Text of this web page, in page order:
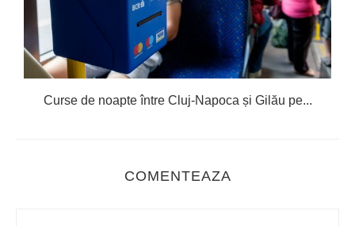
Curse de noapte între Cluj-Napoca și Gilău pe...
COMENTEAZA